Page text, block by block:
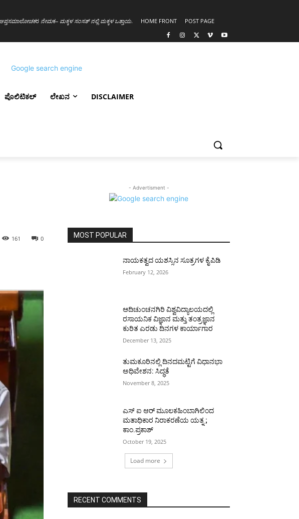
ಆಪ್ತಸಮಾಲೋಚಕರ ನೇಮಕ– ಮಕ್ಕಳ ಸಂಸತ್ ನಲ್ಲಿ ಮಕ್ಕಳ ಒತ್ತಾಯ. HOME FRONT POST PAGE
ಪೊಲಿಟಿಕಲ್ ಲೇಖನ DISCLAIMER
0
161
- Advertisment -
MOST POPULAR
ನಾಯಕತ್ವದ ಯಶಸ್ಸಿನ ಸೂತ್ರಗಳ ಕೈಪಿಡಿ
February 12, 2026
ಆದಿಚುಂಚನಗಿರಿ ವಿಶ್ವವಿದ್ಯಾಲಯದಲ್ಲಿ
ರಸಾಯನಿಕ ವಿಜ್ಞಾನ ಮತ್ತು ತಂತ್ರಜ್ಞಾನ
ಕುರಿತ ಎರಡು ದಿನಗಳ ಕಾರ್ಯಾಗಾರ
December 13, 2025
ತುಮಕೂರಿನಲ್ಲಿ ದಿನದಮಟ್ಟಿಗೆ ವಿಧಾನಭಾ
ಅಧಿವೇಶನ: ಸಿದ್ಧತೆ
November 8, 2025
ಎಸ್ ಐ ಆರ್ ಮೂಲಕಹಿಂಬಾಗಿಲಿಂದ
ಮತಾಧಿಕಾರ ನಿರಾಕರಣೆಯ ಯತ್ನ ;
ಕಾಂ.ಪ್ರಕಾಶ್
October 19, 2025
Load more
RECENT COMMENTS